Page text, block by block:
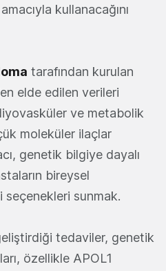
kullanacağını
tarafından kurulan
elde edilen verileri
ve metabolik
moleküler ilaçlar
genetik bilgiye dayalı
bireysel
seçenekleri sunmak.
tedaviler, genetik
özellikle APOL1